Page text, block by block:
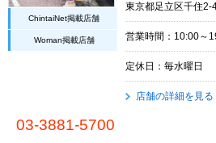
ChintaiNet掲載店舗
Woman掲載店舗
東京都足立区千住
営業時間：10:00～
定休日：毎水曜日
店舗の詳細を見る
03-3881-5700